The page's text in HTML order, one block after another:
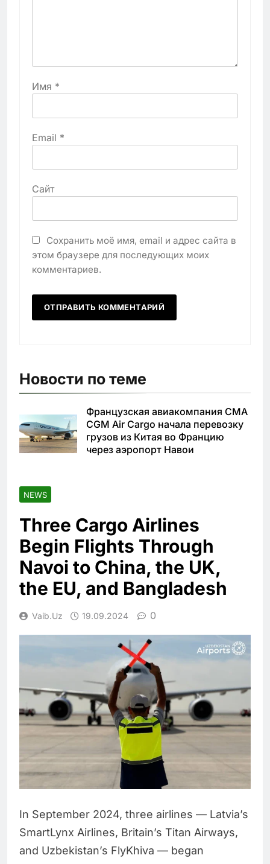
Имя *
Email *
Сайт
Сохранить моё имя, email и адрес сайта в
этом браузере для последующих моих
комментариев.
Новости по теме
Французская авиакомпания CMA
CGM Air Cargo начала перевозку
грузов из Китая во Францию
через аэропорт Навои
NEWS
Three Cargo Airlines
Begin Flights Through
Navoi to China, the UK,
the EU, and Bangladesh
Vaib.uz 19.09.2024 0
In September 2024, three airlines — Latvia’s
SmartLynx Airlines, Britain’s Titan Airways,
and Uzbekistan’s FlyKhiva — began